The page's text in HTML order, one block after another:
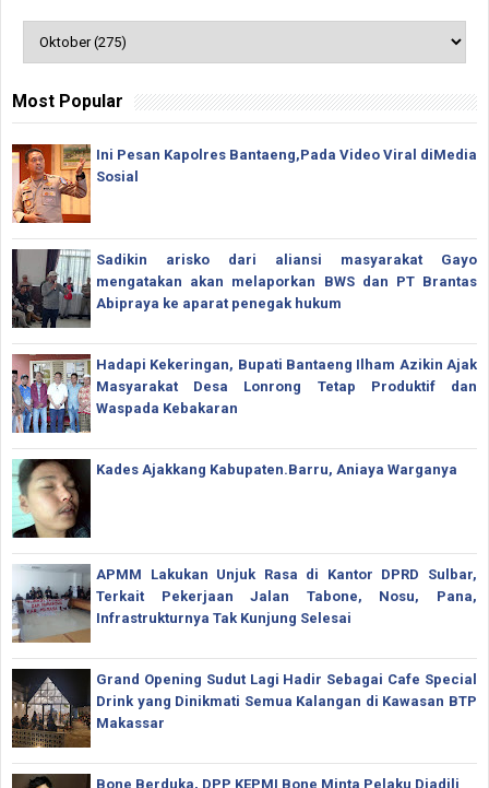
Most Popular
Ini Pesan Kapolres Bantaeng,Pada Video Viral diMedia
Sosial
Sadikin arisko dari aliansi masyarakat Gayo
mengatakan akan melaporkan BWS dan PT Brantas
Abipraya ke aparat penegak hukum
Hadapi Kekeringan, Bupati Bantaeng Ilham Azikin Ajak
Masyarakat Desa Lonrong Tetap Produktif dan
Waspada Kebakaran
Kades Ajakkang Kabupaten.Barru, Aniaya Warganya
APMM Lakukan Unjuk Rasa di Kantor DPRD Sulbar,
Terkait Pekerjaan Jalan Tabone, Nosu, Pana,
Infrastrukturnya Tak Kunjung Selesai
Grand Opening Sudut Lagi Hadir Sebagai Cafe Special
Drink yang Dinikmati Semua Kalangan di Kawasan BTP
Makassar
Bone Berduka, DPP KEPMI Bone Minta Pelaku Diadili